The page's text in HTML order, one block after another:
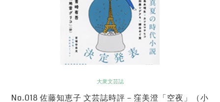
大衆文芸誌
No.018 佐藤知恵子 文芸誌時評－窪美澄「空夜」（小